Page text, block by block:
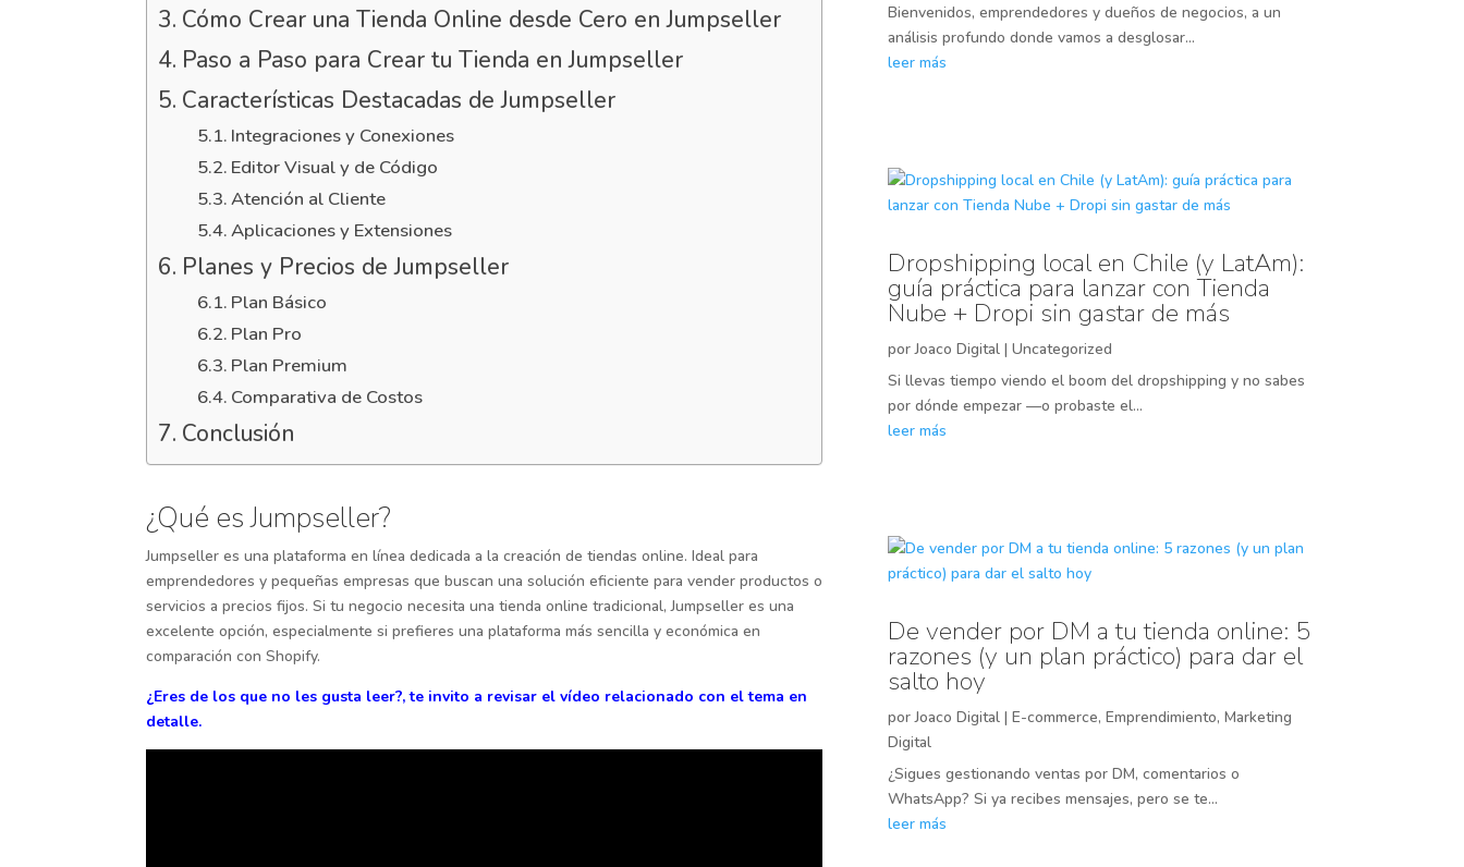
Cómo Crear una Tienda Online desde Cero en Jumpseller
Paso a Paso para Crear tu Tienda en Jumpseller
Características Destacadas de Jumpseller
Integraciones y Conexiones
Editor Visual y de Código
Atención al Cliente
Aplicaciones y Extensiones
Planes y Precios de Jumpseller
Plan Básico
Plan Pro
Plan Premium
Comparativa de Costos
Conclusión
¿Qué es Jumpseller?
Jumpseller es una plataforma en línea dedicada a la creación de tiendas online. Ideal para
emprendedores y pequeñas empresas que buscan una solución eficiente para vender productos o
servicios a precios fijos. Si tu negocio necesita una tienda online tradicional, Jumpseller es una
excelente opción, especialmente si prefieres una plataforma más sencilla y económica en
comparación con Shopify.
¿Eres de los que no les gusta leer?, te invito a revisar el vídeo relacionado con el tema en
detalle.
Bienvenidos, emprendedores y dueños de negocios, a un
análisis profundo donde vamos a desglosar...
leer más
Dropshipping local en Chile (y LatAm):
guía práctica para lanzar con Tienda
Nube + Dropi sin gastar de más
porJoaco Digital| Uncategorized
Si llevas tiempo viendo el boom del dropshipping y no sabes
por dónde empezar —o probaste el...
leer más
De vender por DM a tu tienda online: 5
razones (y un plan práctico) para dar el
salto hoy
porJoaco Digital| E-commerce, Emprendimiento, Marketing
Digital
¿Sigues gestionando ventas por DM, comentarios o
WhatsApp? Si ya recibes mensajes, pero se te...
leer más